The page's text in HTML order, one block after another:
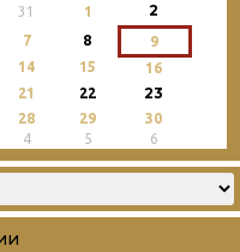
31 1 2
7 8
9
14 15
16
21 22 23
28 29
30
4 5 6